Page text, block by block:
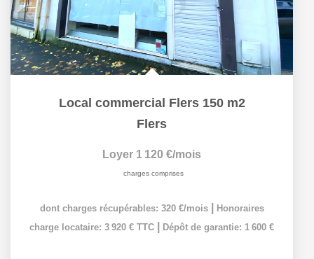
Local commercial Flers 150 m2
Flers
Loyer 1 120 €/mois
charges comprises
dont charges récupérables: 320 €/mois
Honoraires
charge locataire: 3 920 € TTC
Dépôt de garantie: 1 600 €